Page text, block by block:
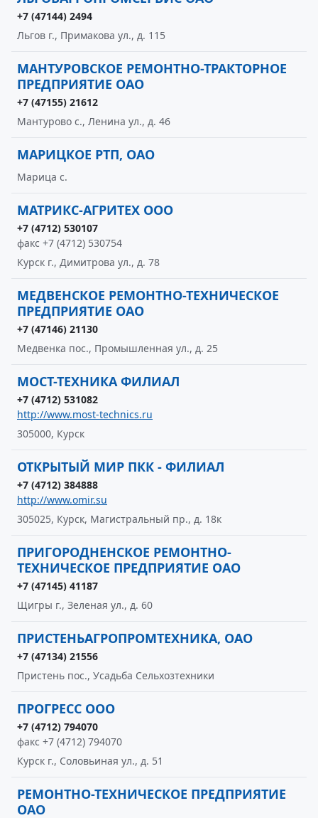
+7 (47144) 2494
Льгов г., Примакова ул., д. 115
МАНТУРОВСКОЕ РЕМОНТНО-ТРАКТОРНОЕ
ПРЕДПРИЯТИЕ ОАО
+7 (47155) 21612
Мантурово с., Ленина ул., д. 46
МАРИЦКОЕ РТП, ОАО
Марица с.
МАТРИКС-АГРИТЕХ ООО
+7 (4712) 530107
факс +7 (4712) 530754
Курск г., Димитрова ул., д. 78
МЕДВЕНСКОЕ РЕМОНТНО-ТЕХНИЧЕСКОЕ
ПРЕДПРИЯТИЕ ОАО
+7 (47146) 21130
Медвенка пос., Промышленная ул., д. 25
МОСТ-ТЕХНИКА ФИЛИАЛ
+7 (4712) 531082
http://www.most-technics.ru
305000, Курск
ОТКРЫТЫЙ МИР ПКК - ФИЛИАЛ
+7 (4712) 384888
http://www.omir.su
305025, Курск, Магистральный пр., д. 18к
ПРИГОРОДНЕНСКОЕ РЕМОНТНО-
ТЕХНИЧЕСКОЕ ПРЕДПРИЯТИЕ ОАО
+7 (47145) 41187
Щигры г., Зеленая ул., д. 60
ПРИСТЕНЬАГРОПРОМТЕХНИКА, ОАО
+7 (47134) 21556
Пристень пос., Усадьба Сельхозтехники
ПРОГРЕСС ООО
+7 (4712) 794070
факс +7 (4712) 794070
Курск г., Соловьиная ул., д. 51
РЕМОНТНО-ТЕХНИЧЕСКОЕ ПРЕДПРИЯТИЕ
ОАО